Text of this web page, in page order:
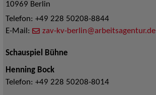
10969 Berlin
Telefon: +49 228 50208-8844
E-Mail:
zav-kv-berlin@arbeitsagentur.de
Schauspiel Bühne
Henning Bock
Telefon: +49 228 50208-8014